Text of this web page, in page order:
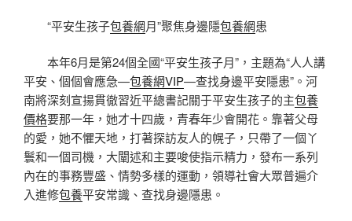
“平安生孩子包養網月”聚焦身邊隱包養網患
本年6月是第24個全國“平安生孩子月”，主題為“人人講
平安、個個會應急—包養網VIP—查找身邊平安隱患”。河
南將深刻宣揚貫徹習近平總書記關于平安生孩子的主包養
價格要那一年，她才十四歲，青春年少會開花。靠著父母
的愛，她不懼天地，打著探訪友人的幌子，只帶了一個丫
鬟和一個司機，大闡述和主要唆使指示精力，發布一系列
內在的事務豐盛、情勢多樣的運動，領導社會大眾普遍介
入進修包養平安常識、查找身邊隱患。